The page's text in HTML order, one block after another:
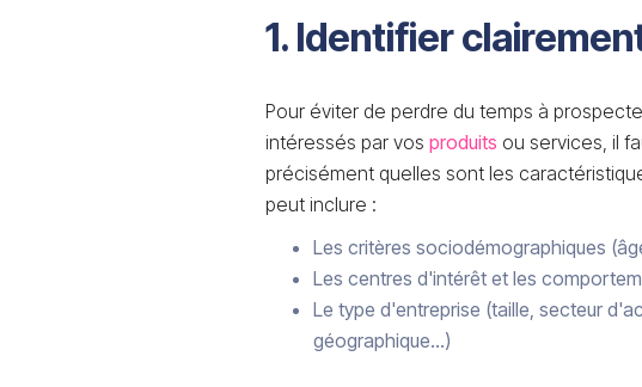
1. Identifier
Pour éviter de perdre du temps à
intéressés par vos produits ou services, il
précisément quelles sont les
peut inclure :
Les critères sociodémographiques
Les centres d'intérêt et les
Le type d'entreprise (taille, secteur
géographique...)